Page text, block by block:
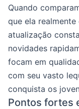
Quando
que ela
atualização
novidades
focam em
com seu vasto
conquista os
Pontos fortes